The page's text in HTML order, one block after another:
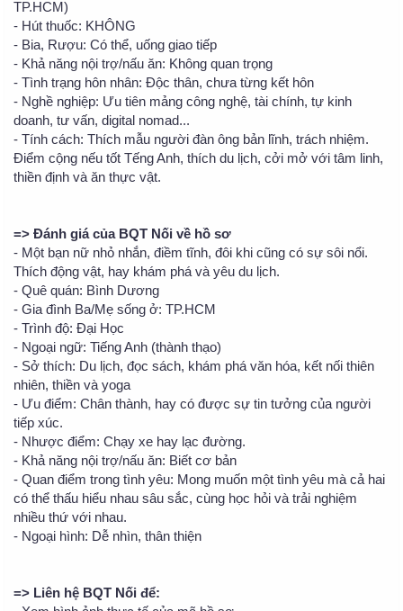
TP.HCM)
- Hút thuốc: KHÔNG
- Bia, Rượu: Có thể, uống giao tiếp
- Khả năng nội trợ/nấu ăn: Không quan trọng
- Tình trạng hôn nhân: Độc thân, chưa từng kết hôn
- Nghề nghiệp: Ưu tiên mảng công nghệ, tài chính, tự kinh
doanh, tư vấn, digital nomad...
- Tính cách: Thích mẫu người đàn ông bản lĩnh, trách nhiệm.
Điểm cộng nếu tốt Tếng Anh, thích du lịch, cởi mở với tâm linh,
thiền định và ăn thực vật.
=> Đánh giá của BQT Nối về hồ sơ
- Một bạn nữ nhỏ nhắn, điềm tĩnh, đôi khi cũng có sự sôi nổi.
Thích động vật, hay khám phá và yêu du lịch.
- Quê quán: Bình Dương
- Gia đình Ba/Mẹ sống ở: TP.HCM
- Trình độ: Đại Học
- Ngoại ngữ: Tiếng Anh (thành thạo)
- Sở thích: Du lịch, đọc sách, khám phá văn hóa, kết nối thiên
nhiên, thiền và yoga
- Ưu điểm: Chân thành, hay có được sự tin tưởng của người
tiếp xúc.
- Nhược điểm: Chạy xe hay lạc đường.
- Khả năng nội trợ/nấu ăn: Biết cơ bản
- Quan điểm trong tình yêu: Mong muốn một tình yêu mà cả hai
có thể thấu hiểu nhau sâu sắc, cùng học hỏi và trải nghiệm
nhiều thứ với nhau.
- Ngoại hình: Dễ nhìn, thân thiện
=> Liên hệ BQT Nối để: